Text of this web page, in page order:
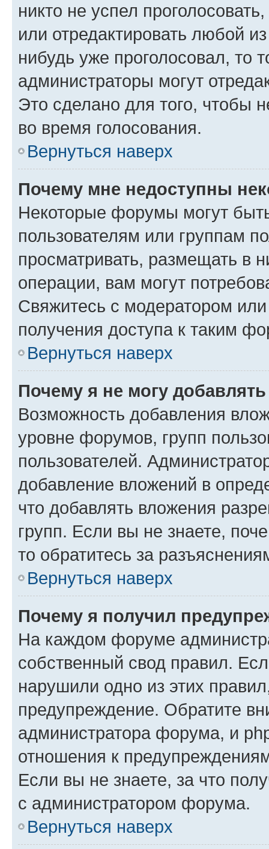
никто не успел
или отредактировать любой
нибудь уже проголосовал, то
администраторы могут
Это сделано для того, чтобы
во время голосования.
Вернуться наверх
Почему мне недоступны
Некоторые форумы могут
пользователям или группам
просматривать, размещать в
операции, вам могут
Свяжитесь с модератором
получения доступа к таким
Вернуться наверх
Почему я не могу
Возможность добавления
уровне форумов, групп
пользователей.
добавление вложений в
что добавлять вложения
групп. Если вы не знаете,
то обратитесь за
Вернуться наверх
Почему я получил
На каждом форуме
собственный свод правил.
нарушили одно из этих
предупреждение. Обратите
администратора форума, и
отношения к
Если вы не знаете, за что
с администратором форума.
Вернуться наверх